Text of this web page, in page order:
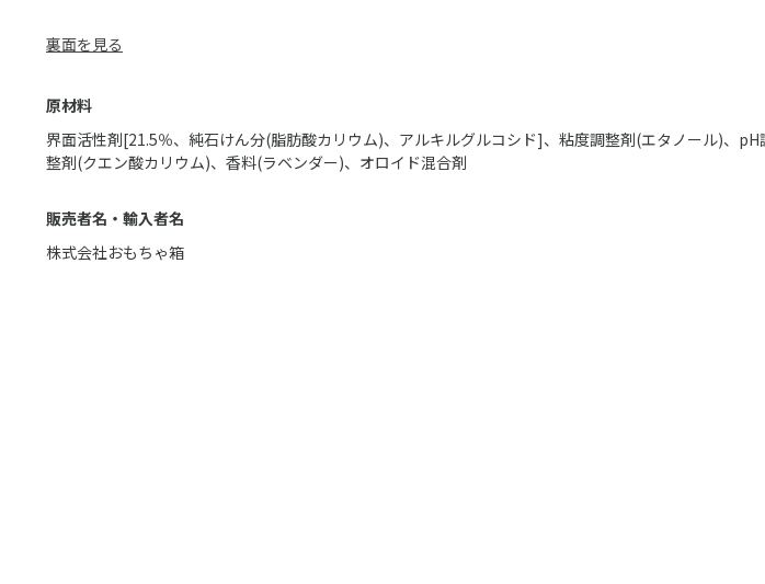
裏面を見る
原材料
界面活性剤[21.5％、純石けん分(脂肪酸カリウム)、アルキルグルコシド]、粘度調整剤(エタノール)、pH
整剤(クエン酸カリウム)、香料(ラベンダー)、オロイド混合剤
販売者名・輸入者名
株式会社おもちゃ箱